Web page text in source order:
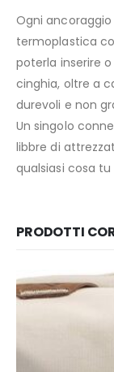
Ogni
termoplastica
poterla inserire
cinghia, oltre a
durevoli e non
Un singolo
libbre di
qualsiasi cosa
PRODOTTI